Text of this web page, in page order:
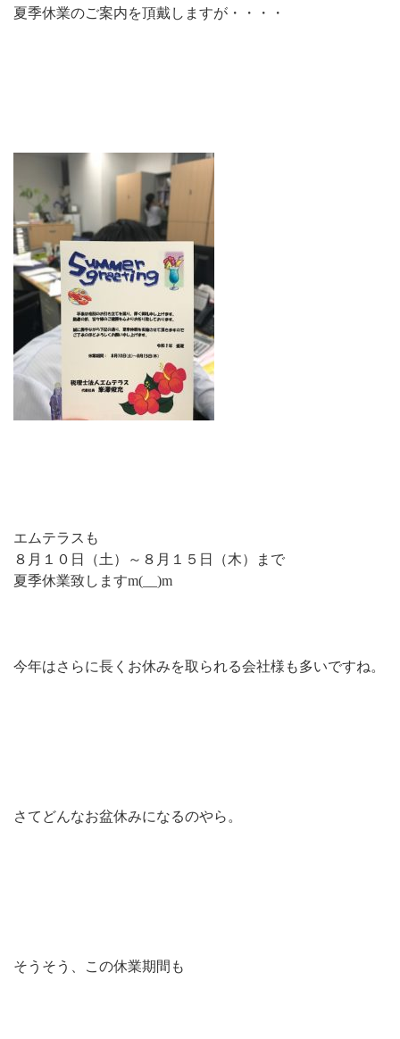
夏季休業のご案内を頂戴しますが・・・・
エムテラスも
８月１０日（土）～８月１５日（木）まで
夏季休業致しますm(__)m
今年はさらに長くお休みを取られる会社様も多いですね。
さてどんなお盆休みになるのやら。
そうそう、この休業期間も